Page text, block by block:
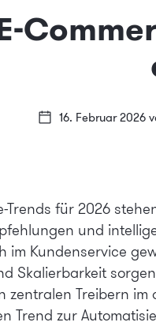
16. Februar 2026
für 2026
und
im Kundenservice
Skalierbarkeit
zentralen Treibern
Trend zur